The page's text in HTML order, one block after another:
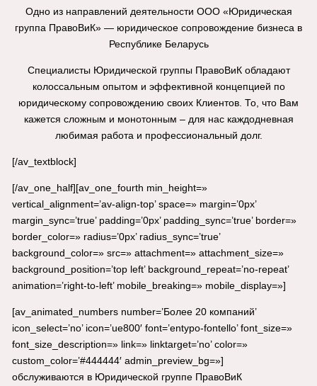
Одно из направлений деятельности ООО «Юридическая
группа ПравоВиК» — юридическое сопровождение бизнеса в
Республике Беларусь
Специалисты Юридической группы ПравоВиК обладают
колоссальным опытом и эффективной концепцией по
юридическому сопровождению своих Клиентов. То, что Вам
кажется сложным и монотонным – для нас каждодневная
любимая работа и профессиональный долг.
[/av_textblock]
[/av_one_half][av_one_fourth min_height=»
vertical_alignment=’av-align-top’ space=» margin=’0px’
margin_sync=’true’ padding=’0px’ padding_sync=’true’ border=»
border_color=» radius=’0px’ radius_sync=’true’
background_color=» src=» attachment=» attachment_size=»
background_position=’top left’ background_repeat=’no-repeat’
animation=’right-to-left’ mobile_breaking=» mobile_display=»]
[av_animated_numbers number=’Более 20 компаний’
icon_select=’no’ icon=’ue800′ font=’entypo-fontello’ font_size=»
font_size_description=» link=» linktarget=’no’ color=»
custom_color=’#444444′ admin_preview_bg=»]
обслуживаются в Юридической группе ПравоВиК